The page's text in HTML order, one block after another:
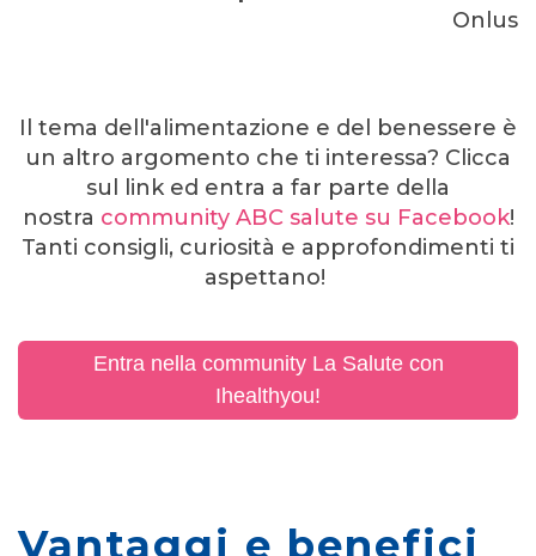
Onlus
Il tema dell'alimentazione e del benessere è
un altro argomento che ti interessa? Clicca
sul link ed entra a far parte della
nostra community ABC salute su Facebook!
Tanti consigli, curiosità e approfondimenti ti
aspettano!
Entra nella community La Salute con
Ihealthyou!
Vantaggi e benefici